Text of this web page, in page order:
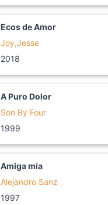
Ecos de Amor
Joy,Jesse
2018
A Puro Dolor
Son By Four
1999
Amiga mía
Alejandro Sanz
1997